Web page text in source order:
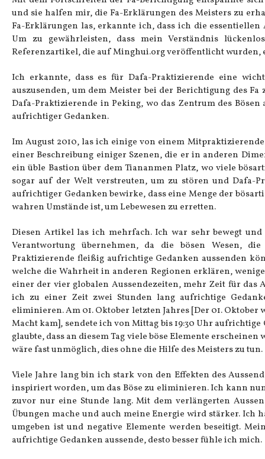
und sie halfen mir, die Fa-Erklärungen des Meisters zu
Fa-Erklärungen las, erkannte ich, dass ich die
Um zu gewährleisten, dass mein Verständnis
Referenzartikel, die auf Minghui.org veröffentlicht wurden,
Ich erkannte, dass es für Dafa-Praktizierende eine
auszusenden, um dem Meister bei der Berichtigung des
Dafa-Praktizierende in Peking, wo das Zentrum des
aufrichtiger Gedanken.
Im August 2010, las ich einige von einem
einer Beschreibung einiger Szenen, die er in anderen
ein üble Bastion über dem Tiananmen Platz, wo viele
sogar auf der Welt verstreuten, um zu stören und Dafa-
aufrichtiger Gedanken bewirke, dass eine Menge der
wahren Umstände ist, um Lebewesen zu erretten.
Diesen Artikel las ich mehrfach. Ich war sehr bewegt
Verantwortung übernehmen, da die bösen Wesen,
Praktizierende fleißig aufrichtige Gedanken aussenden
welche die Wahrheit in anderen Regionen erklären,
einer der vier globalen Aussendezeiten, mehr Zeit für das
ich zu einer Zeit zwei Stunden lang aufrichtige
eliminieren. Am 01. Oktober letzten Jahres [Der 01.
Macht kam], sendete ich von Mittag bis 19:30 Uhr
glaubte, dass an diesem Tag viele böse Elemente
wäre fast unmöglich, dies ohne die Hilfe des Meisters zu tun.
Viele Jahre lang bin ich stark von den Effekten des
inspiriert worden, um das Böse zu eliminieren. Ich kann
zuvor nur eine Stunde lang. Mit dem verlängerten
Übungen mache und auch meine Energie wird stärker. Ich
umgeben ist und negative Elemente werden beseitigt.
aufrichtige Gedanken aussende, desto besser fühle ich mich.